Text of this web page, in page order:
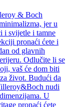
& Boch
jer u
i svijetle i tamne
pronaći ćete i
od glavnih
Odlučite li se
vaš će dom biti
život. Budući da
nudi
U
pronaći ćete